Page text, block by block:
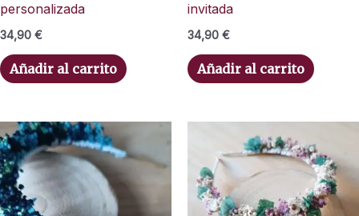
personalizada
34,90 €
Añadir al carrito
invitada
34,90 €
Añadir al carrito